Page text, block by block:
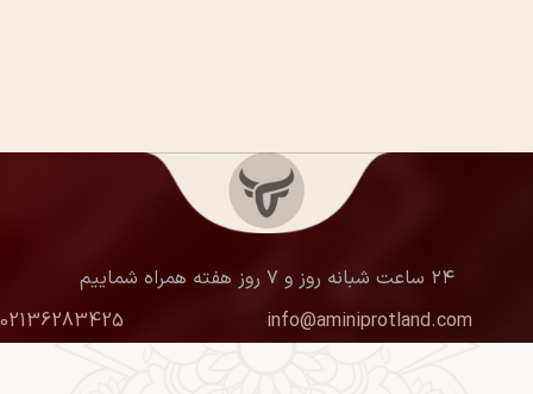
۲۴ ساعت شبانه روز و ۷ روز هفته همراه شماییم
info@aminiprotland.com
02136283425